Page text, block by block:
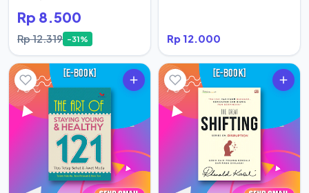
Rp 8.500
Rp 12.319 -31% Rp 12.000